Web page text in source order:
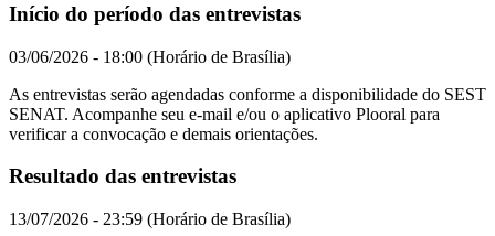
Início do período das entrevistas
03/06/2026 - 18:00 (Horário de Brasília)
As entrevistas serão agendadas conforme a disponibilidade do SEST
SENAT. Acompanhe seu e-mail e/ou o aplicativo Plooral para
verificar a convocação e demais orientações.
Resultado das entrevistas
13/07/2026 - 23:59 (Horário de Brasília)